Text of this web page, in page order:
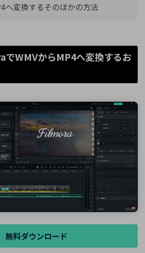
へ変換するそのほかの方法
WMVからMP4へ変換するお
無料ダウンロード